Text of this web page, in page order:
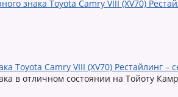
Toyota Camry VIII (XV70) Рестайлинг –
в отличном состоянии на Тойоту